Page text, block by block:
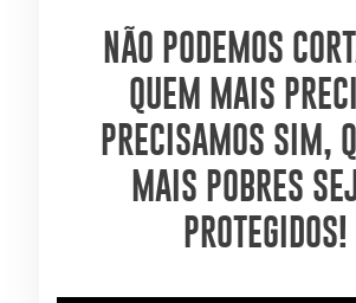
NÃO PODEMOS
QUEM MAIS
PRECISAMOS SIM,
MAIS POBRES
PROTEGIDOS!